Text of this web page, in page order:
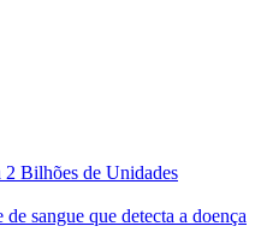
2 Bilhões de Unidades
sangue que detecta a doença